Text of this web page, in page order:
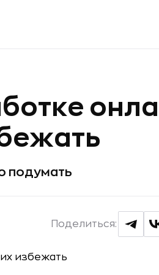
подумать
Поделиться: